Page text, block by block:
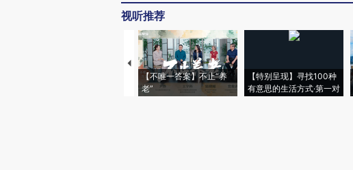
视听推荐
【不唯一答案】不止“养
老”
【特别呈现】寻找100种
有意思的生活方式·第一对